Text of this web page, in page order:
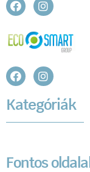
Kategóriák
Fontos